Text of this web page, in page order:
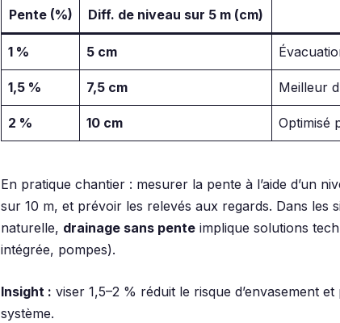
Pente (%) Diff. de niveau sur 5 m (cm)
1 % 5 cm
1,5 % 7,5 cm Meilleur
2 % 10 cm Optimisé
En pratique chantier : mesurer la pente à l’aide d’un
sur 10 m, et prévoir les relevés aux regards. Dans les
naturelle, drainage sans pente implique solutions
intégrée, pompes).
Insight : viser 1,5–2 % réduit le risque d’envasement
système.